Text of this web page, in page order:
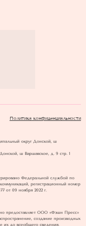
Политика конфиденциальности
округ Донской, ш
ш Варшавское, д. 9 стр. 1
Федеральной службой по
регистрационный номер
от 09 ноября 2022 г.
предоставляет ООО «Фэшн Пресс»
создание производных
их до всеобщего сведения.